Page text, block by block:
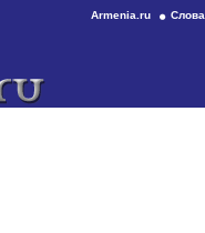
Armenia.ru